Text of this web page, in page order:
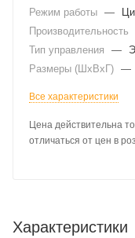
Режим работы —
Производительность
Тип управления
—
Размеры (ШхВхГ) —
Все характеристики
Цена действительна
отличаться от цен в
Характеристики